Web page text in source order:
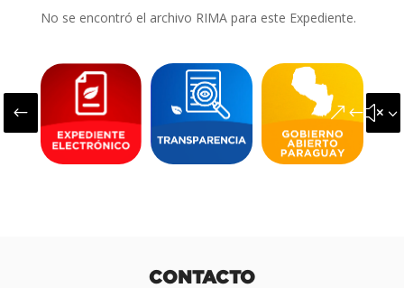
No se encontró el archivo RIMA para este Expediente.
#
CONTACTO